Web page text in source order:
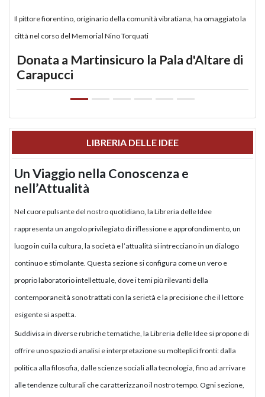
Il pittore fiorentino, originario della comunità vibratiana, ha omaggiato la
città nel corso del Memorial Nino Torquati
Donata a Martinsicuro la Pala d'Altare di
Carapucci
LIBRERIA DELLE IDEE
Un Viaggio nella Conoscenza e
nell’Attualità
Nel cuore pulsante del nostro quotidiano, la Libreria delle Idee
rappresenta un angolo privilegiato di riflessione e approfondimento, un
luogo in cui la cultura, la società e l’attualità si intrecciano in un dialogo
continuo e stimolante. Questa sezione si configura come un vero e
proprio laboratorio intellettuale, dove i temi più rilevanti della
contemporaneità sono trattati con la serietà e la precisione che il lettore
esigente si aspetta.
Suddivisa in diverse rubriche tematiche, la Libreria delle Idee si propone di
offrire uno spazio di analisi e interpretazione su molteplici fronti: dalla
politica alla filosofia, dalle scienze sociali alla tecnologia, fino ad arrivare
alle tendenze culturali che caratterizzano il nostro tempo. Ogni sezione,